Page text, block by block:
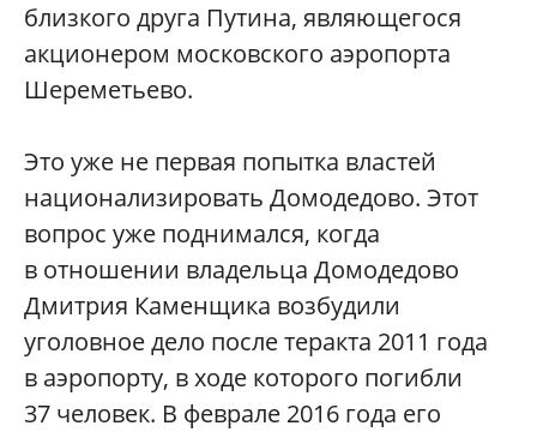
близкого друга Путина, являющегося
акционером московского аэропорта
Шереметьево.
Это уже не первая попытка властей
национализировать Домодедово. Этот
вопрос уже поднимался, когда
в отношении владельца Домодедово
Дмитрия Каменщика возбудили
уголовное дело после теракта 2011 года
в аэропорту, в ходе которого погибли
37 человек. В феврале 2016 года его